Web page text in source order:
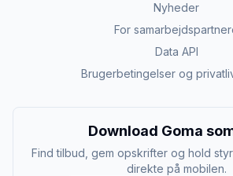
Nyheder
For
Data API
Brugerbetingelser og
Download Goma
Find tilbud, gem opskrifter og hold
direkte på mobilen.